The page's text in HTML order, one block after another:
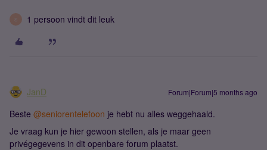
S 1 persoon vindt dit leuk
JanD Forum|Forum|5 months ago
Beste ​ @seniorentelefoon je hebt nu alles weggehaald.
Je vraag kun je hier gewoon stellen, als je maar geen
privégegevens in dit openbare forum plaatst.